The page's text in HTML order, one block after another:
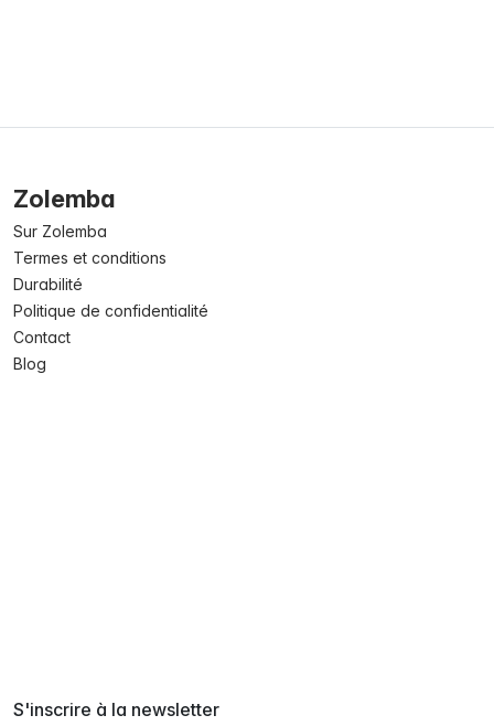
Zolemba
Sur Zolemba
Termes et conditions
Durabilité
Politique de confidentialité
Contact
Blog
S'inscrire à la newsletter